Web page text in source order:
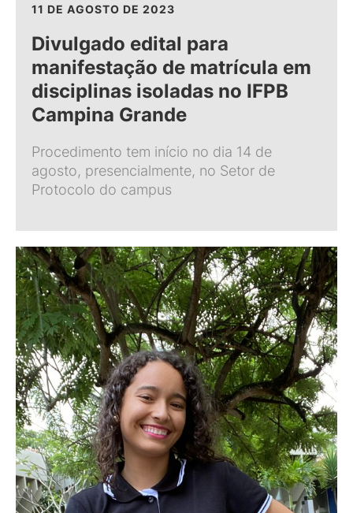
11 DE AGOSTO DE 2023
Divulgado edital para
manifestação de matrícula em
disciplinas isoladas no IFPB
Campina Grande
Procedimento tem início no dia 14 de
agosto, presencialmente, no Setor de
Protocolo do campus